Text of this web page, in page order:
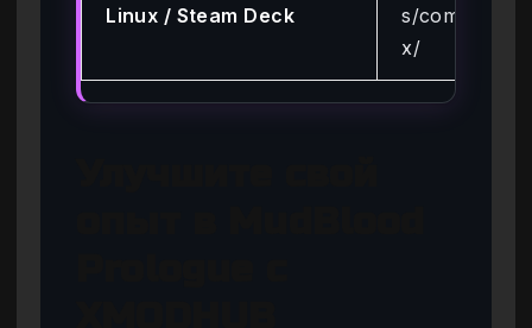
Linux / Steam Deck
s/
x/